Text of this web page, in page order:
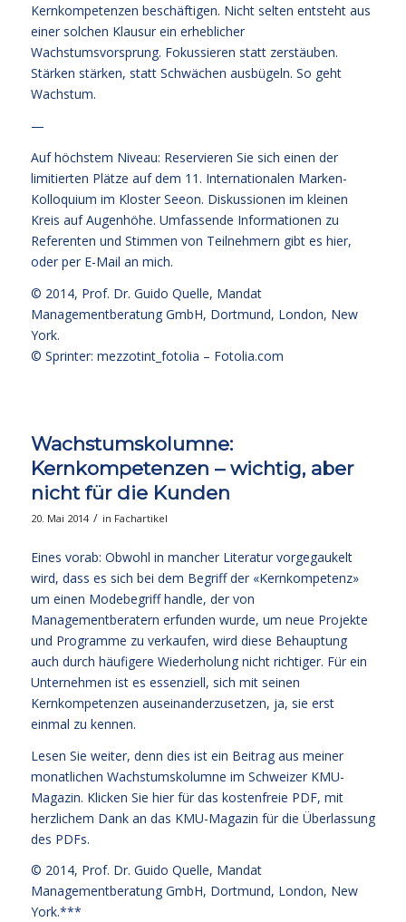
Kernkompetenzen beschäftigen. Nicht selten entsteht aus
einer solchen Klausur ein erheblicher
Wachstumsvorsprung. Fokussieren statt zerstäuben.
Stärken stärken, statt Schwächen ausbügeln. So geht
Wachstum.
—
Auf höchstem Niveau: Reservieren Sie sich einen der
limitierten Plätze auf dem 11. Internationalen Marken-
Kolloquium im Kloster Seeon. Diskussionen im kleinen
Kreis auf Augenhöhe. Umfassende Informationen zu
Referenten und Stimmen von Teilnehmern gibt es hier,
oder per E-Mail an mich.
© 2014, Prof. Dr. Guido Quelle, Mandat
Managementberatung GmbH, Dortmund, London, New
York.
© Sprinter: mezzotint_fotolia – Fotolia.com
Wachstumskolumne:
Kernkompetenzen – wichtig, aber
nicht für die Kunden
20. Mai 2014 / in Fachartikel
Eines vorab: Obwohl in mancher Literatur vorgegaukelt
wird, dass es sich bei dem Begriff der «Kernkompetenz»
um einen Modebegriff handle, der von
Managementberatern erfunden wurde, um neue Projekte
und Programme zu verkaufen, wird diese Behauptung
auch durch häufigere Wiederholung nicht richtiger. Für ein
Unternehmen ist es essenziell, sich mit seinen
Kernkompetenzen auseinanderzusetzen, ja, sie erst
einmal zu kennen.
Lesen Sie weiter, denn dies ist ein Beitrag aus meiner
monatlichen Wachstumskolumne im Schweizer KMU-
Magazin. Klicken Sie hier für das kostenfreie PDF, mit
herzlichem Dank an das KMU-Magazin für die Überlassung
des PDFs.
© 2014, Prof. Dr. Guido Quelle, Mandat
Managementberatung GmbH, Dortmund, London, New
York.***